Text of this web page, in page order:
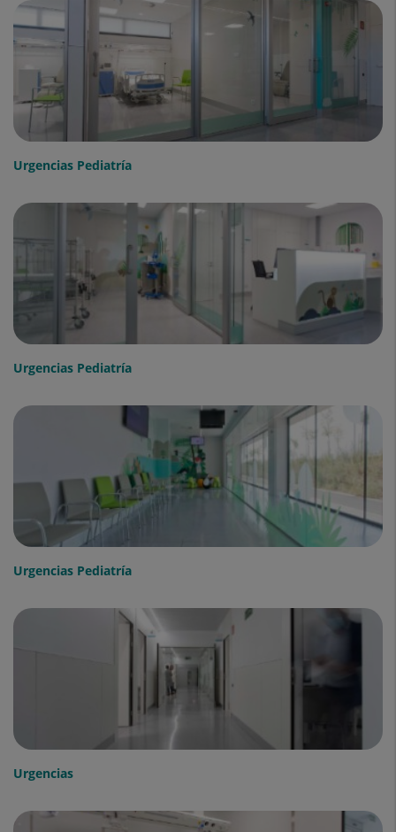
Urgencias Pediatría
Urgencias Pediatría
Urgencias Pediatría
Urgencias